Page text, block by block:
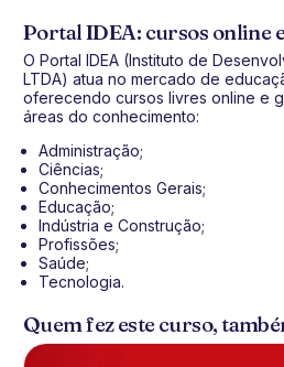
Portal IDEA: cursos online
O Portal IDEA (Instituto de
LTDA) atua no mercado de
oferecendo cursos livres online e
áreas do conhecimento:
Administração;
Ciências;
Conhecimentos Gerais;
Educação;
Indústria e Construção;
Profissões;
Saúde;
Tecnologia.
Quem fez este curso,